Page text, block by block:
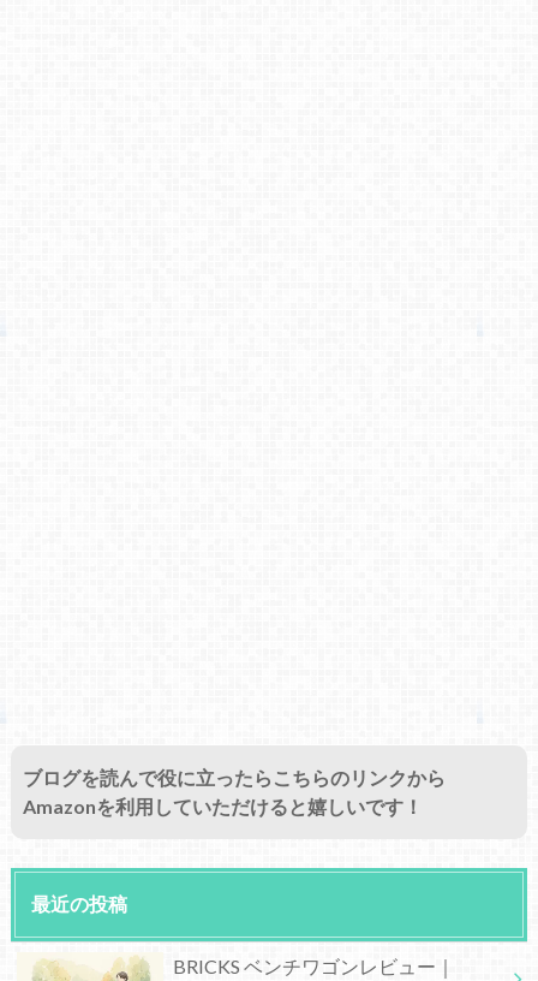
ブログを読んで役に立ったらこちらのリンクから
Amazonを利用していただけると嬉しいです！
最近の投稿
BRICKS ベンチワゴンレビュー｜